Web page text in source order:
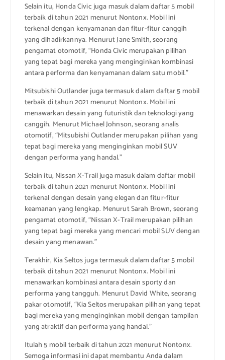
Selain itu, Honda Civic juga masuk dalam daftar 5 mobil
terbaik di tahun 2021 menurut Nontonx. Mobil ini
terkenal dengan kenyamanan dan fitur-fitur canggih
yang dihadirkannya. Menurut Jane Smith, seorang
pengamat otomotif, “Honda Civic merupakan pilihan
yang tepat bagi mereka yang menginginkan kombinasi
antara performa dan kenyamanan dalam satu mobil.”
Mitsubishi Outlander juga termasuk dalam daftar 5 mobil
terbaik di tahun 2021 menurut Nontonx. Mobil ini
menawarkan desain yang futuristik dan teknologi yang
canggih. Menurut Michael Johnson, seorang analis
otomotif, “Mitsubishi Outlander merupakan pilihan yang
tepat bagi mereka yang menginginkan mobil SUV
dengan performa yang handal.”
Selain itu, Nissan X-Trail juga masuk dalam daftar mobil
terbaik di tahun 2021 menurut Nontonx. Mobil ini
terkenal dengan desain yang elegan dan fitur-fitur
keamanan yang lengkap. Menurut Sarah Brown, seorang
pengamat otomotif, “Nissan X-Trail merupakan pilihan
yang tepat bagi mereka yang mencari mobil SUV dengan
desain yang menawan.”
Terakhir, Kia Seltos juga termasuk dalam daftar 5 mobil
terbaik di tahun 2021 menurut Nontonx. Mobil ini
menawarkan kombinasi antara desain sporty dan
performa yang tangguh. Menurut David White, seorang
pakar otomotif, “Kia Seltos merupakan pilihan yang tepat
bagi mereka yang menginginkan mobil dengan tampilan
yang atraktif dan performa yang handal.”
Itulah 5 mobil terbaik di tahun 2021 menurut Nontonx.
Semoga informasi ini dapat membantu Anda dalam